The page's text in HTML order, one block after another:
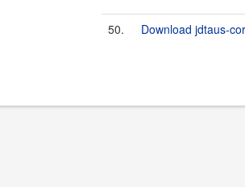
50. Download jdtaus-